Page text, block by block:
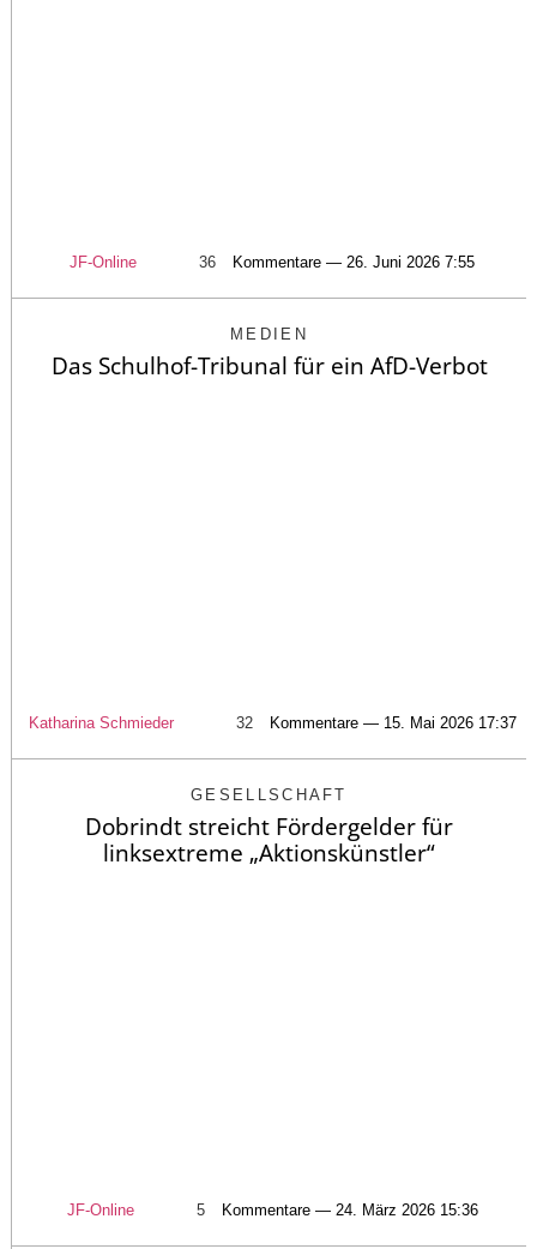
JF-Online 36 Kommentare — 26. Juni 2026 7:55
MEDIEN
Das Schulhof-Tribunal für ein AfD-Verbot
Katharina Schmieder 32 Kommentare — 15. Mai 2026 17:37
GESELLSCHAFT
Dobrindt streicht Fördergelder für
linksextreme „Aktionskünstler“
JF-Online 5 Kommentare — 24. März 2026 15:36